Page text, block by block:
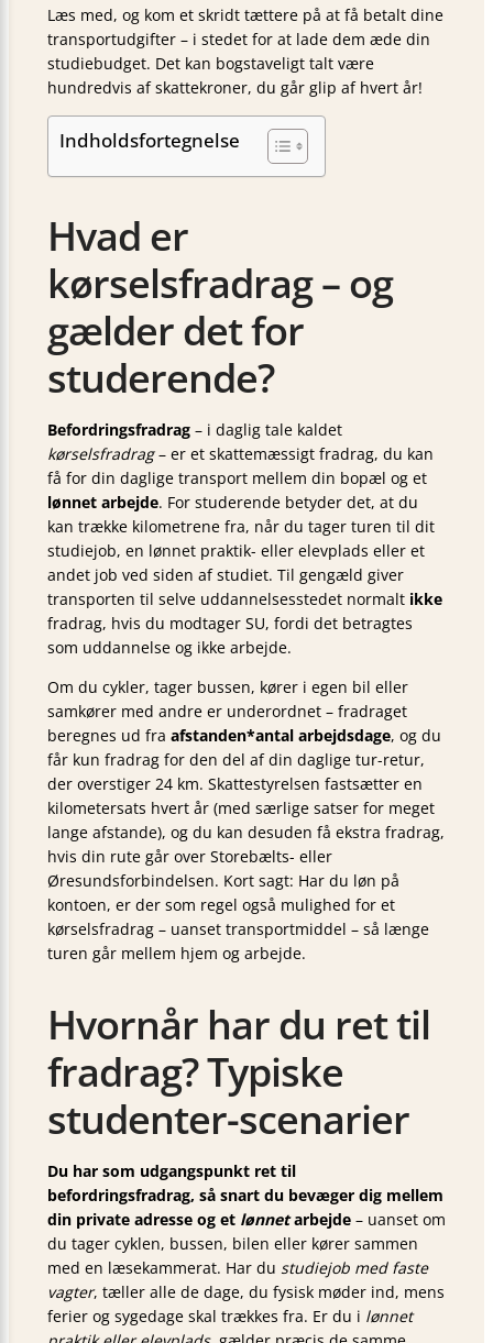
Læs med, og kom et skridt tættere på at få betalt dine
transportudgifter – i stedet for at lade dem æde din
studiebudget. Det kan bogstaveligt talt være
hundredvis af skattekroner, du går glip af hvert år!
Indholdsfortegnelse
Hvad er
kørselsfradrag – og
gælder det for
studerende?
Befordringsfradrag – i daglig tale kaldet
kørselsfradrag– er et skattemæssigt fradrag, du kan
få for din daglige transport mellem din bopæl og et
lønnet arbejde. For studerende betyder det, at du
kan trække kilometrene fra, når du tager turen til dit
studiejob, en lønnet praktik- eller elevplads eller et
andet job ved siden af studiet. Til gengæld giver
transporten til selve uddannelsesstedet normalt ikke
fradrag, hvis du modtager SU, fordi det betragtes
som uddannelse og ikke arbejde.
Om du cykler, tager bussen, kører i egen bil eller
samkører med andre er underordnet – fradraget
beregnes ud fra afstanden*antal arbejdsdage, og du
får kun fradrag for den del af din daglige tur-retur,
der overstiger 24 km. Skattestyrelsen fastsætter en
kilometersats hvert år (med særlige satser for meget
lange afstande), og du kan desuden få ekstra fradrag,
hvis din rute går over Storebælts- eller
Øresundsforbindelsen. Kort sagt: Har du løn på
kontoen, er der som regel også mulighed for et
kørselsfradrag – uanset transportmiddel – så længe
turen går mellem hjem og arbejde.
Hvornår har du ret til
fradrag? Typiske
studenter-scenarier
Du har som udgangspunkt ret til
befordringsfradrag, så snart du bevæger dig mellem
din private adresse og et lønnetarbejde – uanset om
du tager cyklen, bussen, bilen eller kører sammen
med en læse­kammerat. Har du studiejob med faste
vagter, tæller alle de dage, du fysisk møder ind, mens
ferier og sygedage skal trækkes fra. Er du i lønnet